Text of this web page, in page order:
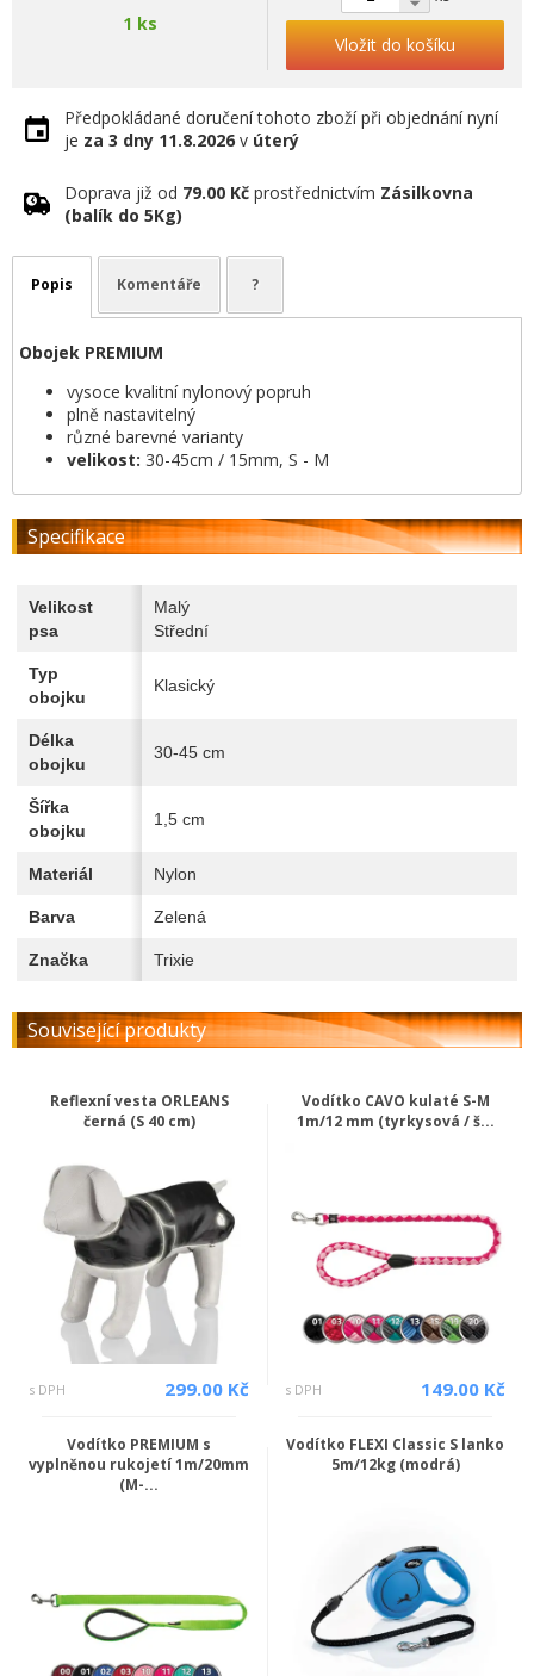
1 ks
Vložit do košíku
Předpokládané doručení tohoto zboží při objednání nyní
je za 3 dny 11.8.2026 v úterý
Doprava již od 79.00 Kč prostřednictvím Zásilkovna
(balík do 5Kg)
Popis Komentáře ?
Obojek PREMIUM
vysoce kvalitní nylonový popruh
plně nastavitelný
různé barevné varianty
velikost: 30-45cm / 15mm, S - M
Specifikace
Velikost
psa
Malý
Střední
Typ
obojku
Klasický
Délka
obojku
30-45 cm
Šířka
obojku
1,5 cm
Materiál Nylon
Barva Zelená
Značka Trixie
Související produkty
Reflexní vesta ORLEANS
černá (S 40 cm)
s DPH 299.00 Kč
Vodítko CAVO kulaté S-M
1m/12 mm (tyrkysová / š...
s DPH 149.00 Kč
Vodítko PREMIUM s
vyplněnou rukojetí 1m/20mm
(M-...
Vodítko FLEXI Classic S lanko
5m/12kg (modrá)